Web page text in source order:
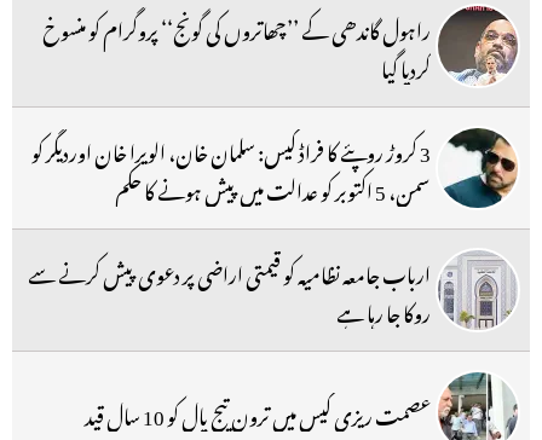
راہول گاندھی کے ’’چھاتروں کی گونج‘‘ پروگرام کو منسوخ
کردیا گیا
3 کروڑ روپئے کا فراڈ کیس: سلمان خان، الویرا خان اوردیگر کو
سمن، 5 اکتوبر کو عدالت میں پیش ہونے کا حکم
ارباب جامعہ نظامیہ کو قیمتی اراضی پر دعوی پیش کرنے سے
روکا جا رہا ہے
عصمت ریزی کیس میں ترون تیج پال کو 10 سال قید